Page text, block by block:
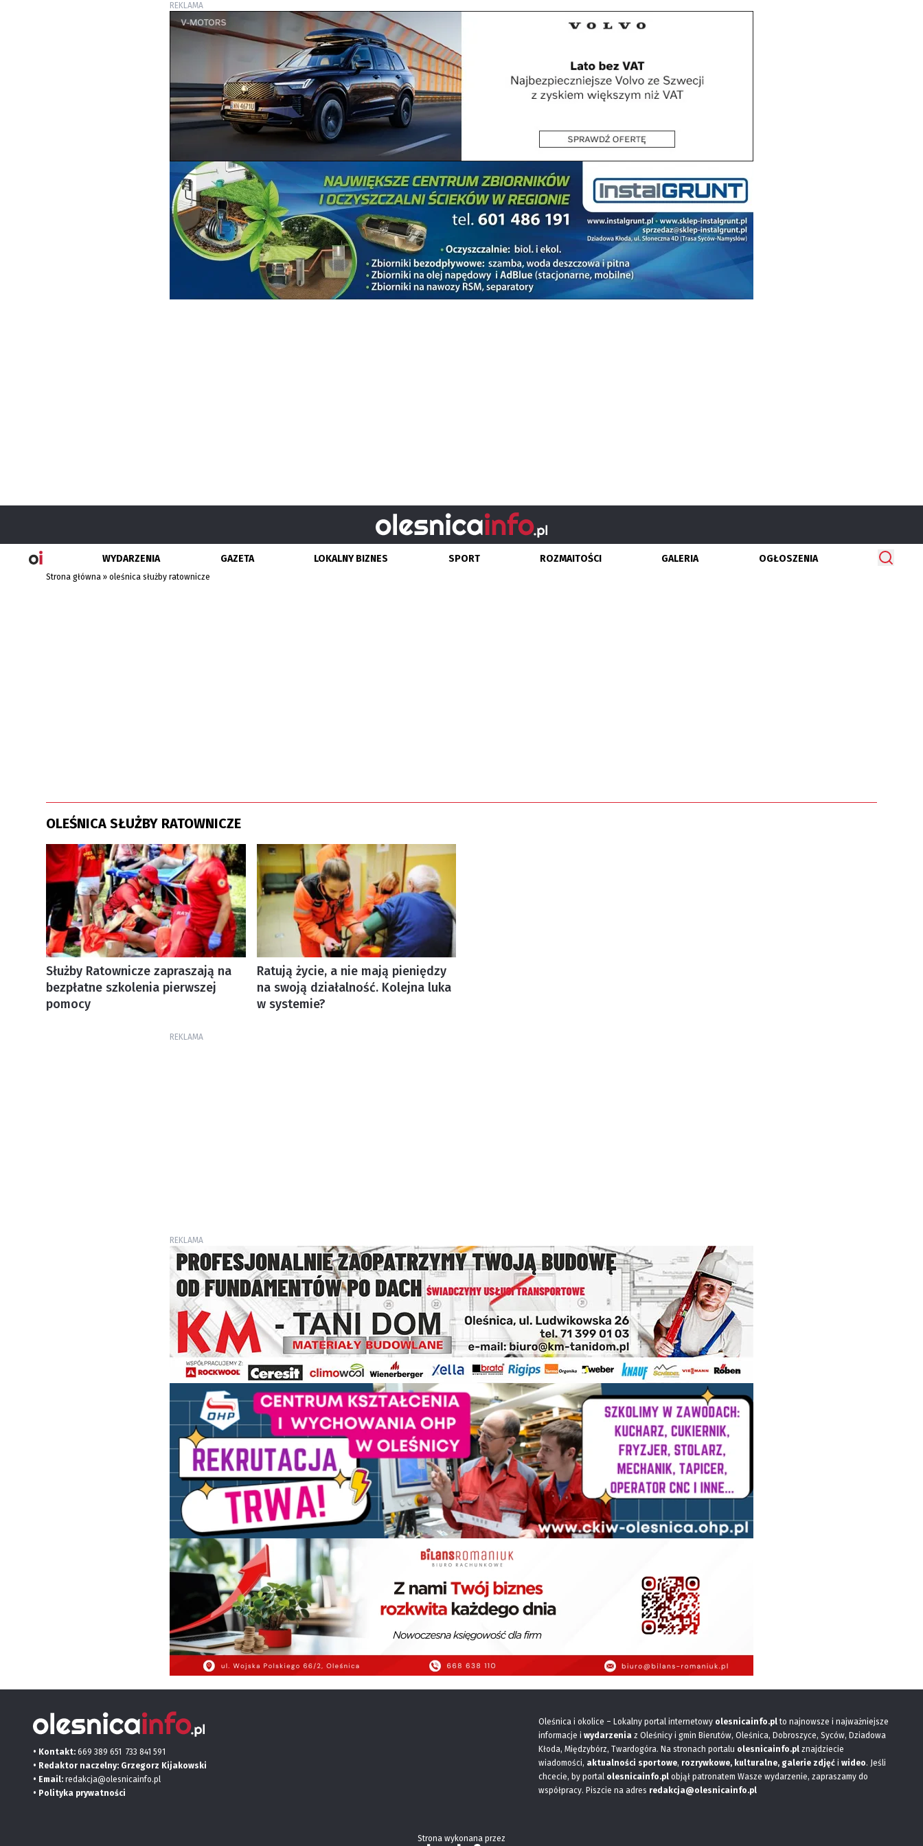
REKLAMA
WYDARZENIA GAZETA LOKALNY BIZNES SPORT ROZMAITOŚCI GALERIA OGŁOSZENIA
Strona główna »oleśnica służby ratownicze
OLEŚNICA SŁUŻBY RATOWNICZE
Służby Ratownicze zapraszają na
bezpłatne szkolenia pierwszej
pomocy
Ratują życie, a nie mają pieniędzy
na swoją działalność. Kolejna luka
w systemie?
REKLAMA
REKLAMA
• Kontakt: 669 389 651 733 841 591
• Redaktor naczelny: Grzegorz Kijakowski
• Email: redakcja@olesnicainfo.pl
• Polityka prywatności
Oleśnica i okolice – Lokalny portal internetowy olesnicainfo.plto najnowsze i najważniejsze
informacje i wydarzenia z Oleśnicy i gmin Bierutów, Oleśnica, Dobroszyce, Syców, Dziadowa
Kłoda, Międzybórz, Twardogóra. Na stronach portalu olesnicainfo.pl znajdziecie
wiadomości, aktualności sportowe, rozrywkowe, kulturalne, galerie zdjęć i wideo. Jeśli
chcecie, by portal olesnicainfo.pl objął patronatem Wasze wydarzenie, zapraszamy do
współpracy. Piszcie na adres redakcja@olesnicainfo.pl
Strona wykonana przez